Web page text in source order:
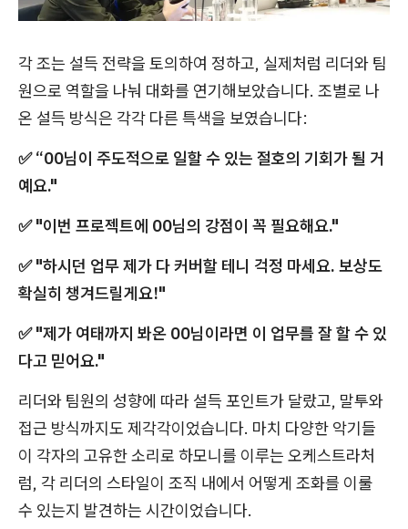
각 조는 설득 전략을 토의하여 정하고, 실제처럼 리더와 팀
원으로 역할을 나눠 대화를 연기해보았습니다. 조별로 나
온 설득 방식은 각각 다른 특색을 보였습니다:
✅ “00님이 주도적으로 일할 수 있는 절호의 기회가 될 거
예요."
✅ "이번 프로젝트에 00님의 강점이 꼭 필요해요."
✅ "하시던 업무 제가 다 커버할 테니 걱정 마세요. 보상도
확실히 챙겨드릴게요!"
✅ "제가 여태까지 봐온 00님이라면 이 업무를 잘 할 수 있
다고 믿어요."
리더와 팀원의 성향에 따라 설득 포인트가 달랐고, 말투와
접근 방식까지도 제각각이었습니다. 마치 다양한 악기들
이 각자의 고유한 소리로 하모니를 이루는 오케스트라처
럼, 각 리더의 스타일이 조직 내에서 어떻게 조화를 이룰
수 있는지 발견하는 시간이었습니다.